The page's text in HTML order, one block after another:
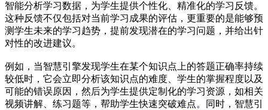
智能分析学习数据，为学生提供个性化、精准化的学习反馈。
这种反馈不仅包括对当前学习成果的评估，更重要的是能够预
测学生未来的学习趋势，提前发现潜在的学习问题，并给出针
对性的改进建议。
例如，当智慧引擎发现学生在某个知识点上的答题正确率持续
较低时，它会立即分析该知识点的难度、学生的掌握程度以及
可能的错误原因，然后为学生提供定制化的学习资源，如相关
视频讲解、练习题等，帮助学生快速突破难点。同时，智慧引